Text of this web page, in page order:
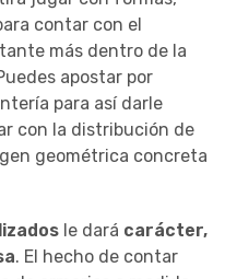
contar con el
más dentro de la
apostar por
para así darle
con la distribución de
geométrica concreta
le dará carácter,
. El hecho de contar